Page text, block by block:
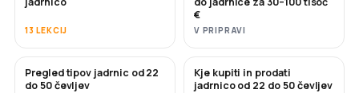
13 LEKCIJ
€
V PRIPRAVI
KMALU
Pregled tipov jadrnic od 22
do 50 čevljev
KMALU
Kje kupiti in prodati
jadrnico od 22 do 50 čevljev